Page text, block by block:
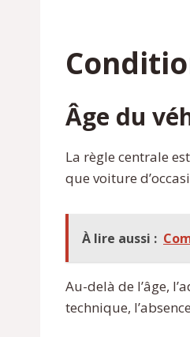
Âge du
La règle centrale
que voiture
À lire aussi :
Au-delà de l’âge,
technique,